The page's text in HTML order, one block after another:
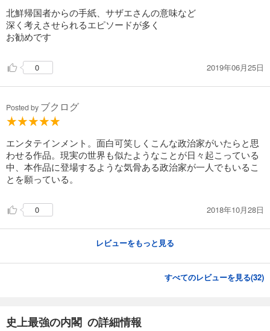
北鮮帰国者からの手紙、サザエさんの意味など
深く考えさせられるエピソードが多く
お勧めです
0 2019年06月25日
Posted by ブクログ
エンタテインメント。面白可笑しくこんな政治家がいたらと思
わせる作品。現実の世界も似たようなことが日々起こっている
中、本作品に登場するような気骨ある政治家が一人でもいるこ
とを願っている。
0 2018年10月28日
レビューをもっと見る
すべてのレビューを見る(32)
史上最強の内閣 の詳細情報